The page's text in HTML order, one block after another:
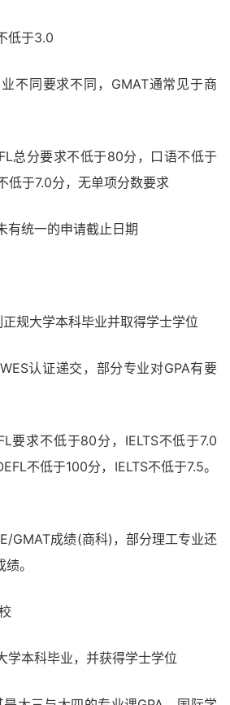
低于3.0
不同要求不同，GMAT通常见于商
总分要求不低于80分，口语不低于
低于7.0分，无单项分数要求
有统一的申请截止日期
规大学本科毕业并取得学士学位
认证递交，部分专业对GPA有要
要求不低于80分，IELTS不低于7.0
不低于100分，IELTS不低于7.5。
GMAT成绩(商科)，部分理工专业还
。
学本科毕业，并获得学士学位